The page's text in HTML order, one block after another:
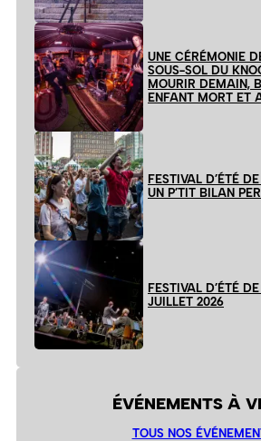
UNE CÉRÉMONIE
SOUS-SOL DU
MOURIR DEMAIN,
ENFANT MORT ET
FESTIVAL D’ÉTÉ
UN P’TIT BILAN
FESTIVAL D’ÉTÉ
JUILLET 2026
ÉVÉNEMENTS À
TOUS NOS